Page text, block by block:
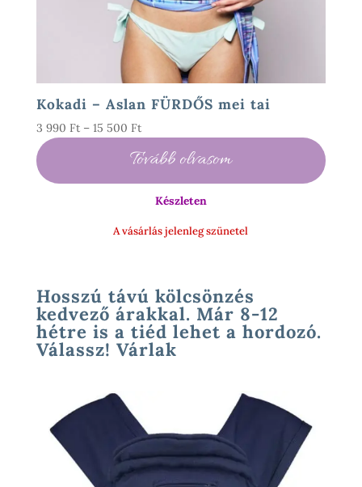
Kokadi – Aslan FÜRDŐS mei tai
3 990 Ft – 15 500 FtÁrtartomány:
990 Ft
-
Tovább olvasom
Készleten
A vásárlás jelenleg szünetel
Hosszú távú kölcsönzés
kedvező árakkal. Már 8-12
hétre is a tiéd lehet a hordozó.
Válassz! Várlak